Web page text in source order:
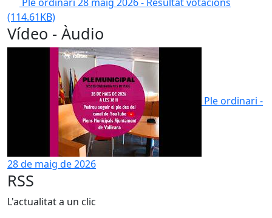
(114.61KB)
Vídeo - Àudio
Ple ordinari -
28 de maig de 2026
RSS
L'actualitat a un clic